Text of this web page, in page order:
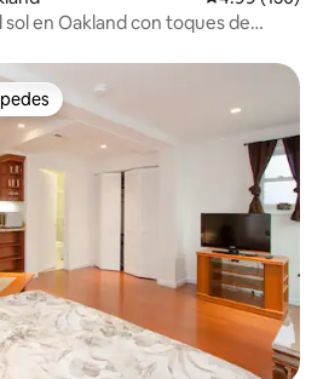
en Oakland con toques de
entre huéspedes